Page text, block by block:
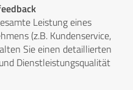
Leistung eines
(z.B. Kundenservice,
Sie einen detaillierten
Dienstleistungsqualität